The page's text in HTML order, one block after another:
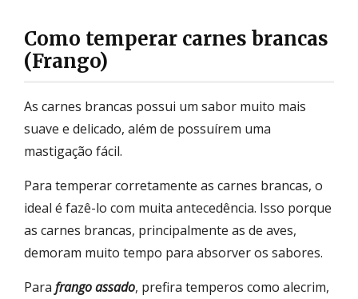
Como temperar carnes brancas
(Frango)
As carnes brancas possui um sabor muito mais
suave e delicado, além de possuírem uma
mastigação fácil.
Para temperar corretamente as carnes brancas, o
ideal é fazê-lo com muita antecedência. Isso porque
as carnes brancas, principalmente as de aves,
demoram muito tempo para absorver os sabores.
Para frango assado, prefira temperos como alecrim,